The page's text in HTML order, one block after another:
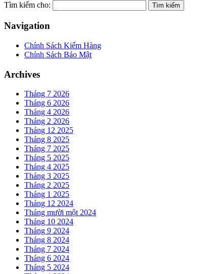
Tìm kiếm cho:
Navigation
Chính Sách Kiểm Hàng
Chính Sách Bảo Mật
Archives
Tháng 7 2026
Tháng 6 2026
Tháng 4 2026
Tháng 2 2026
Tháng 12 2025
Tháng 8 2025
Tháng 7 2025
Tháng 5 2025
Tháng 4 2025
Tháng 3 2025
Tháng 2 2025
Tháng 1 2025
Tháng 12 2024
Tháng mười một 2024
Tháng 10 2024
Tháng 9 2024
Tháng 8 2024
Tháng 7 2024
Tháng 6 2024
Tháng 5 2024